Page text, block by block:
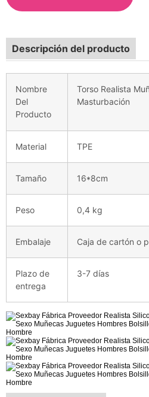
Descripción del producto
Nombre
Del
Producto
Torso Realista
Masturbación
Material TPE
Tamaño 16*8cm
Peso 0,4 kg
Embalaje Caja de cartón o
Plazo de
entrega
3-7 días